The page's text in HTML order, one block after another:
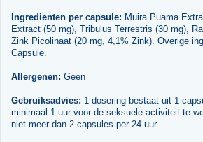
Ingredienten per capsule: Muira Puama
Extract (50 mg), Tribulus Terrestris (30 mg),
Zink Picolinaat (20 mg, 4,1% Zink). Overige
Capsule.
Allergenen: Geen
Gebruiksadvies: 1 dosering bestaat uit 1
minimaal 1 uur voor de seksuele activiteit te
niet meer dan 2 capsules per 24 uur.